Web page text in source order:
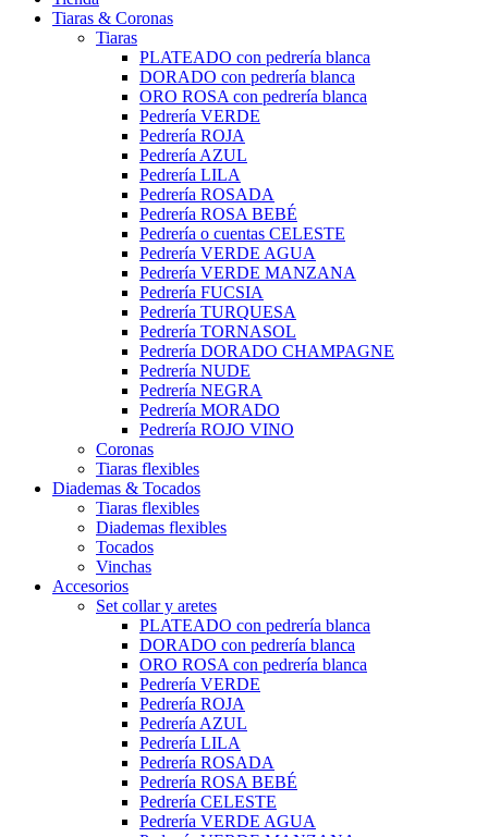
Tiaras & Coronas
Tiaras
PLATEADO con pedrería blanca
DORADO con pedrería blanca
ORO ROSA con pedrería blanca
Pedrería VERDE
Pedrería ROJA
Pedrería AZUL
Pedrería LILA
Pedrería ROSADA
Pedrería ROSA BEBÉ
Pedrería o cuentas CELESTE
Pedrería VERDE AGUA
Pedrería VERDE MANZANA
Pedrería FUCSIA
Pedrería TURQUESA
Pedrería TORNASOL
Pedrería DORADO CHAMPAGNE
Pedrería NUDE
Pedrería NEGRA
Pedrería MORADO
Pedrería ROJO VINO
Coronas
Tiaras flexibles
Diademas & Tocados
Tiaras flexibles
Diademas flexibles
Tocados
Vinchas
Accesorios
Set collar y aretes
PLATEADO con pedrería blanca
DORADO con pedrería blanca
ORO ROSA con pedrería blanca
Pedrería VERDE
Pedrería ROJA
Pedrería AZUL
Pedrería LILA
Pedrería ROSADA
Pedrería ROSA BEBÉ
Pedrería CELESTE
Pedrería VERDE AGUA